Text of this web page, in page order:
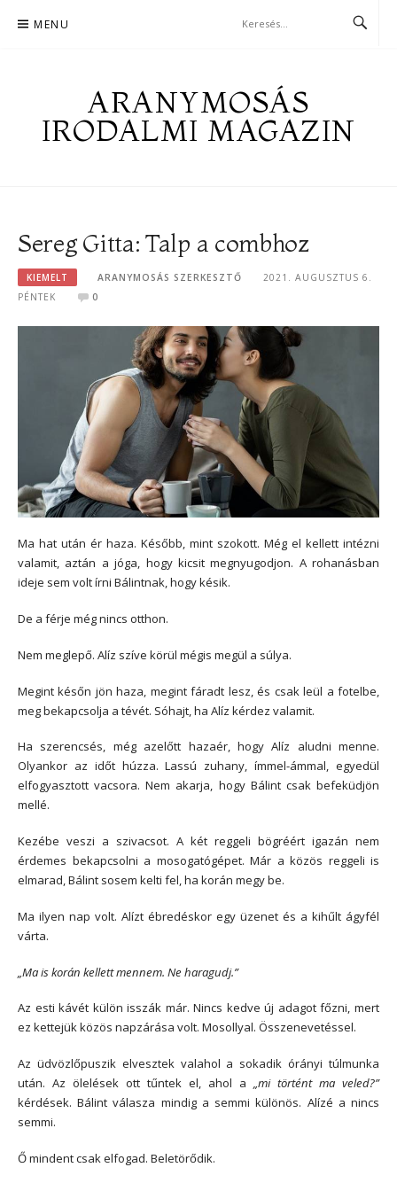
MENU
ARANYMOSÁS
IRODALMI MAGAZIN
Sereg Gitta: Talp a combhoz
KIEMELT ARANYMOSÁS SZERKESZTŐ
2021. AUGUSZTUS 6.
PÉNTEK
0
Ma hat után ér haza. Később, mint szokott. Még el kellett intézni
valamit, aztán a jóga, hogy kicsit megnyugodjon. A rohanásban
ideje sem volt írni Bálintnak, hogy késik.
De a férje még nincs otthon.
Nem meglepő. Alíz szíve körül mégis megül a súlya.
Megint későn jön haza, megint fáradt lesz, és csak leül a fotelbe,
meg bekapcsolja a tévét. Sóhajt, ha Alíz kérdez valamit.
Ha szerencsés, még azelőtt hazaér, hogy Alíz aludni menne.
Olyankor az időt húzza. Lassú zuhany, ímmel-ámmal, egyedül
elfogyasztott vacsora. Nem akarja, hogy Bálint csak befeküdjön
mellé.
Kezébe veszi a szivacsot. A két reggeli bögréért igazán nem
érdemes bekapcsolni a mosogatógépet. Már a közös reggeli is
elmarad, Bálint sosem kelti fel, ha korán megy be.
Ma ilyen nap volt. Alízt ébredéskor egy üzenet és a kihűlt ágyfél
várta.
„Ma is korán kellett mennem. Ne haragudj.”
Az esti kávét külön isszák már. Nincs kedve új adagot főzni, mert
ez kettejük közös napzárása volt. Mosollyal. Összenevetéssel.
Az üdvözlőpuszik elvesztek valahol a sokadik órányi túlmunka
után. Az ölelések ott tűntek el, ahol a „mi történt ma veled?”
kérdések. Bálint válasza mindig a semmi különös. Alízé a nincs
semmi.
Ő mindent csak elfogad. Beletörődik.